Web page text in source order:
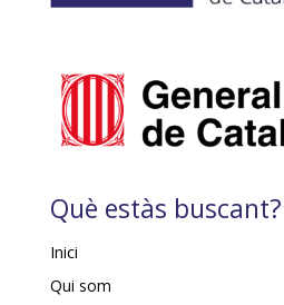
Què estàs buscant?
Inici
Qui som